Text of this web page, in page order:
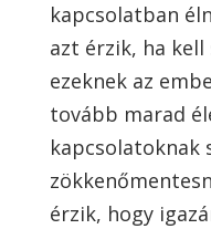
kapcsolatban
azt érzik, ha
ezeknek az
tovább marad
kapcsolatoknak
érzik, hogy